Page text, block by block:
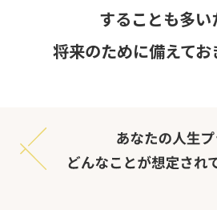
することも多い
将来のために備えてお